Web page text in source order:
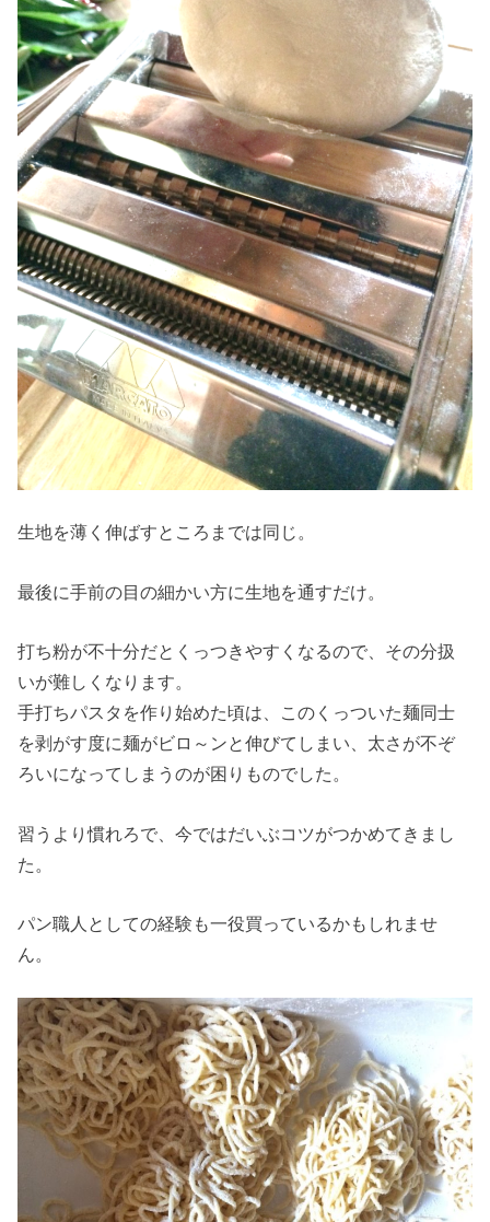
生地を薄く伸ばすところまでは同じ。
最後に手前の目の細かい方に生地を通すだけ。
打ち粉が不十分だとくっつきやすくなるので、その分扱
いが難しくなります。
手打ちパスタを作り始めた頃は、このくっついた麺同士
を剥がす度に麺がビロ～ンと伸びてしまい、太さが不ぞ
ろいになってしまうのが困りものでした。
習うより慣れろで、今ではだいぶコツがつかめてきまし
た。
パン職人としての経験も一役買っているかもしれませ
ん。